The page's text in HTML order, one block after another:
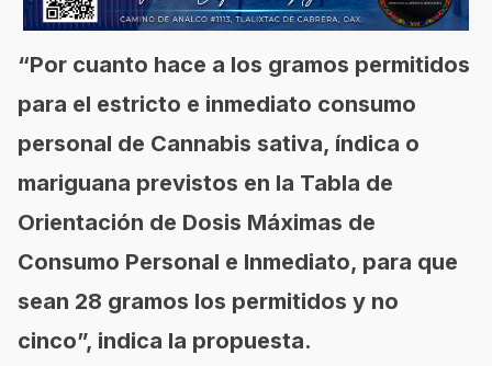
“Por cuanto hace a los gramos permitidos
para el estricto e inmediato consumo
personal de Cannabis sativa, índica o
mariguana previstos en la Tabla de
Orientación de Dosis Máximas de
Consumo Personal e Inmediato, para que
sean 28 gramos los permitidos y no
cinco”, indica la propuesta.